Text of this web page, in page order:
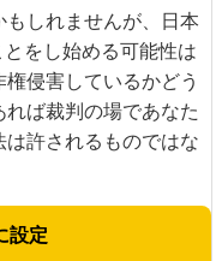
しれませんが、日本
をし始める可能性は
侵害しているかどう
ば裁判の場であなた
許されるものではな
設定